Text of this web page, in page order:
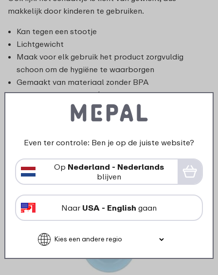
makkelijk door kinderen te gebruiken.
Kan tegen een stootje
Lichtgewicht
Maak voor elk gebruik het product zorgvuldig
schoon om de hygiëne te waarborgen
Gemaakt van materiaal zonder BPA
Mag in de magnetron (max. 700 W; elke 2 minuten
Even ter controle: Ben je op de juiste website?
Op Nederland - Nederlands
blijven
Naar USA - English gaan